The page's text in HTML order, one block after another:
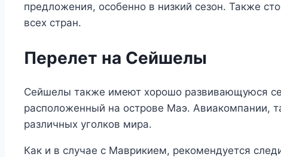
предложения, особенно в низкий сезон. Также
всех стран.
Перелет на Сейшелы
Сейшелы также имеют хорошо развивающуюся
расположенный на острове Маэ. Авиакомпании,
различных уголков мира.
Как и в случае с Маврикием, рекомендуется